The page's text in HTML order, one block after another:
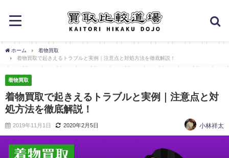
ホーム
着物買取
着物買取で起きえるトラブルと実例｜注意点と対処方法を徹底解説！
着物買取
着物買取で起きえるトラブルと実例｜注意点と対
処方法を徹底解説！
2019年11月1日 2020年2月5日 小林祥太